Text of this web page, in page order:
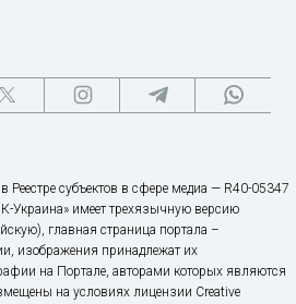
Реестре субъектов в сфере медиа — R40-05347
Украина» имеет трехязычную версию
главная страница портала –
изображения принадлежат их
на Портале, авторами которых являются
на условиях лицензии Creative